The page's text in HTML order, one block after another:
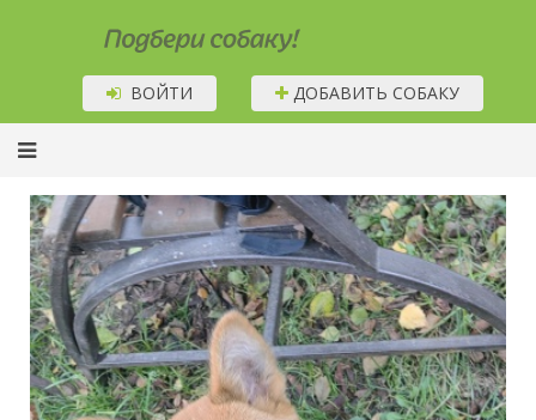
Подбери собаку!
ВОЙТИ ДОБАВИТЬ СОБАКУ